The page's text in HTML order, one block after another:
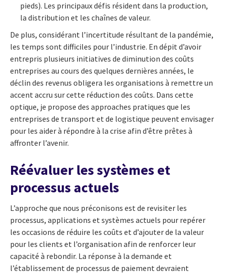
pieds). Les principaux défis résident dans la production,
la distribution et les chaînes de valeur.
De plus, considérant l’incertitude résultant de la pandémie,
les temps sont difficiles pour l’industrie. En dépit d’avoir
entrepris plusieurs initiatives de diminution des coûts
entreprises au cours des quelques dernières années, le
déclin des revenus obligera les organisations à remettre un
accent accru sur cette réduction des coûts. Dans cette
optique, je propose des approaches pratiques que les
entreprises de transport et de logistique peuvent envisager
pour les aider à répondre à la crise afin d’être prêtes à
affronter l’avenir.
Réévaluer les systèmes et
processus actuels
L’approche que nous préconisons est de revisiter les
processus, applications et systèmes actuels pour repérer
les occasions de réduire les coûts et d’ajouter de la valeur
pour les clients et l’organisation afin de renforcer leur
capacité à rebondir. La réponse à la demande et
l’établissement de processus de paiement devraient